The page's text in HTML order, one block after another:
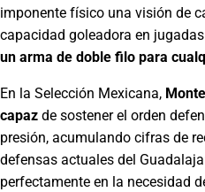
imponente físico una visión de
capacidad goleadora en
un arma de doble filo para
En la Selección Mexicana,
capaz de sostener el orden
presión, acumulando cifras de
defensas actuales del
perfectamente en la necesidad